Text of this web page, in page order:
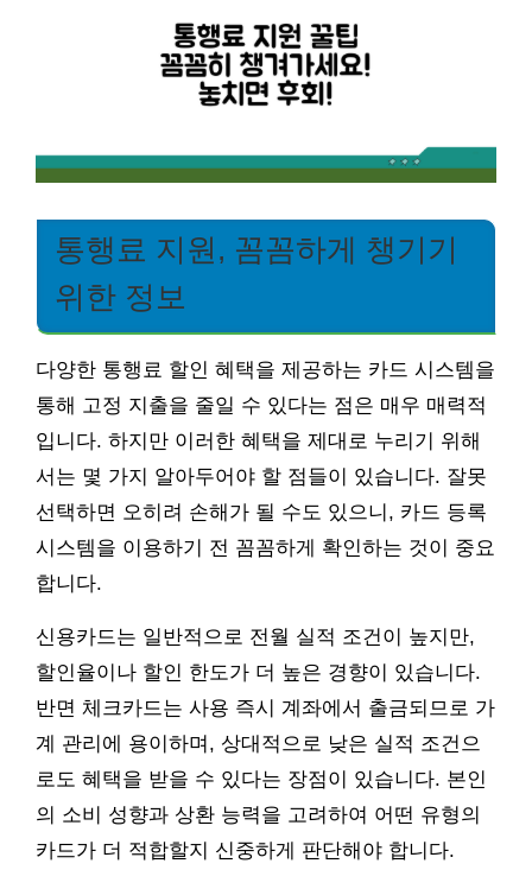
통행료 지원, 꼼꼼하게 챙기기
위한 정보
다양한 통행료 할인 혜택을 제공하는 카드 시스템을
통해 고정 지출을 줄일 수 있다는 점은 매우 매력적
입니다. 하지만 이러한 혜택을 제대로 누리기 위해
서는 몇 가지 알아두어야 할 점들이 있습니다. 잘못
선택하면 오히려 손해가 될 수도 있으니, 카드 등록
시스템을 이용하기 전 꼼꼼하게 확인하는 것이 중요
합니다.
신용카드는 일반적으로 전월 실적 조건이 높지만,
할인율이나 할인 한도가 더 높은 경향이 있습니다.
반면 체크카드는 사용 즉시 계좌에서 출금되므로 가
계 관리에 용이하며, 상대적으로 낮은 실적 조건으
로도 혜택을 받을 수 있다는 장점이 있습니다. 본인
의 소비 성향과 상환 능력을 고려하여 어떤 유형의
카드가 더 적합할지 신중하게 판단해야 합니다.